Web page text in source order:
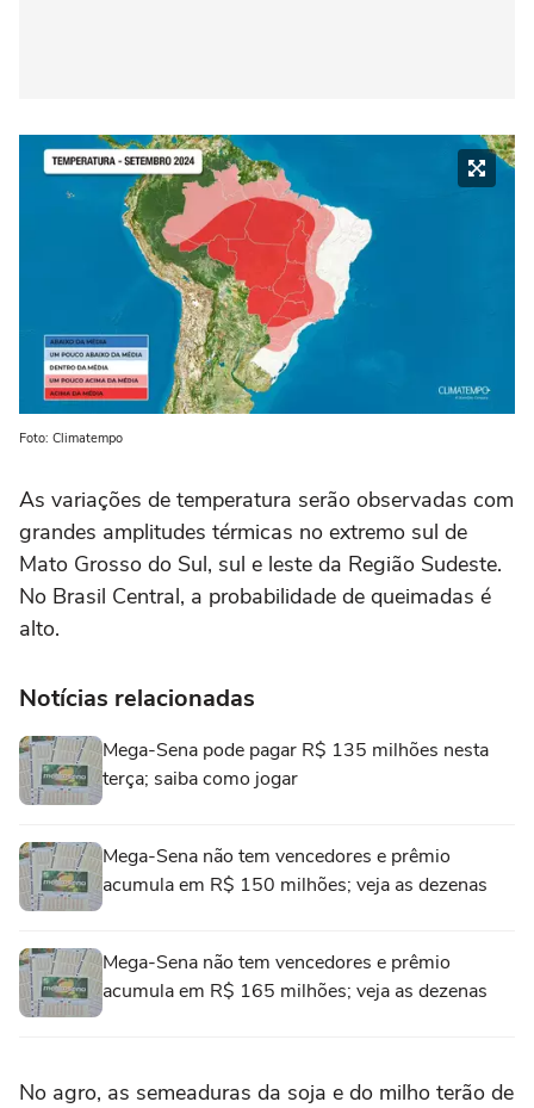
Foto: Climatempo
As variações de temperatura serão observadas com
grandes amplitudes térmicas no extremo sul de
Mato Grosso do Sul, sul e leste da Região Sudeste.
No Brasil Central, a probabilidade de queimadas é
alto.
Notícias relacionadas
Mega-Sena pode pagar R$ 135 milhões nesta
terça; saiba como jogar
Mega-Sena não tem vencedores e prêmio
acumula em R$ 150 milhões; veja as dezenas
Mega-Sena não tem vencedores e prêmio
acumula em R$ 165 milhões; veja as dezenas
No agro, as semeaduras da soja e do milho terão de